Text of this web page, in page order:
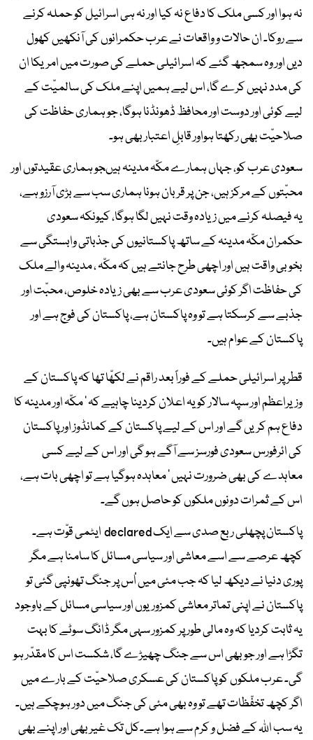
نہ ہوا اور کسی ملک کا دفاع نہ کیا اور نہ ہی اسرائیل کو حملہ کرنے
سے روکا۔ ان حالات و واقعات نے عرب حکمرانوں کی آنکھیں کھول
دیں اور وہ سمجھ گئے کہ اسرائیلی حملے کی صورت میں امریکا ان
کی مدد نہیں کرے گا، اس لیے ہمیں اپنے ملک کی سالمیّت کے
لیے کوئی اور دوست اور محافظ ڈھونڈنا ہوگا، جو ہماری حفاظت کی
صلاحیّت بھی رکھتا ہواور قابلِ اعتبار بھی ہو۔
سعودی عرب کو، جہاں ہمارے مکّہ مدینہ ہیںجو ہماری عقیدتوں اور
محبّتوں کے مرکز ہیں، جن پر قربان ہونا ہماری سب سے بڑی آرزو ہے،
یہ فیصلہ کرنے میں زیادہ وقت نہیں لگا ہوگا، کیونکہ سعودی
حکمران مکّہ مدینہ کے ساتھ پاکستانیوں کی جذباتی وابستگی سے
بخوبی واقت ہیں اور اچھی طرح جانتے ہیں کہ مکّہ ، مدینہ والے ملک
کی حفاظت اگر کوئی سعودی عرب سے بھی زیادہ خلوص، محبّت اور
جذبے سے کرسکتا ہے تو وہ پاکستان ہے، پاکستان کی فوج ہے اور
پاکستان کے عوام ہیں۔
قطر پر اسرائیلی حملے کے فوراً بعد راقم نے لکھّا تھا کہ پاکستان کے
وزیراعظم اور سپہ سالار کو یہ اعلان کردینا چاہیے کہ ’ مکّہ اور مدینہ کا
دفاع ہم کریں گے اور اس کے لیے پاکستان کے کمانڈوز اور پاکستان
کی ائرفورس سعودی فورسز سے آگے ہو گی اور اس کے لیے کسی
معاہدے کی بھی ضرورت نہیں ‘ معاہدہ ہوگیا ہے تو اچھی بات ہے،
اس کے ثمرات دونوں ملکوں کو حاصل ہوں گے۔
پاکستان پچھلی ربع صدی سے ایک declared ایٹمی قوّت ہے۔
کچھ عرصے سے اسے معاشی اور سیاسی مسائل کا سامنا ہے مگر
پوری دنیا نے دیکھ لیا کہ جب مئی میں اُس پر جنگ تھونپی گئی تو
پاکستان نے اپنی تماتر معاشی کمزوریوں اور سیاسی مسائل کے باوجود
یہ ثابت کردیا کہ وہ مالی طور پر کمزور سہی مگر ڈانگ سوٹے کا بہت
تگڑا ہے اور جو بھی اس سے جنگ چھیڑے گا، شکست اس کا مقدّر ہو
گی۔ عرب ملکوں کو پاکستان کی عسکری صلاحیّت کے بارے میں
اگر کچھ تخفّظات تھے تو وہ بھی مئی کی جنگ میں دور ہوچکے ہیں۔
یہ سب اللہ کے فضل و کرم سے ہوا ہے۔کل تک غیر بھی اور اپنے بھی